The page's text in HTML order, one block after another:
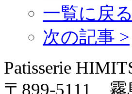
一覧に戻る
次の記事 >
Patisserie
〒899-5111 霧